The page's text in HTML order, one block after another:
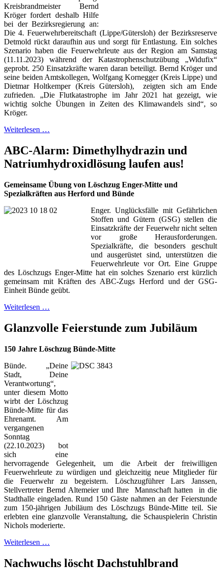
Kreisbrandmeister Bernd
Kröger fordert deshalb Hilfe
bei der Bezirksregierung an:
Die 4. Feuerwehrbereitschaft (Lippe/Gütersloh) der Bezirksreserve
Detmold rückt daraufhin aus und sorgt für Entlastung. Ein solches
Szenario haben die Feuerwehrleute aus der Region am Samstag
(11.11.2023) während der Katastrophenschutzübung „Widufix“
geprobt. 250 Einsatzkräfte waren daran beteiligt. Bernd Kröger und
seine beiden Amtskollegen, Wolfgang Kornegger (Kreis Lippe) und
Dietmar Holtkemper (Kreis Gütersloh), zeigten sich am Ende
zufrieden. „Die Flutkatastrophe im Jahr 2021 hat gezeigt, wie
wichtig solche Übungen in Zeiten des Klimawandels sind“, so
Kröger.
Weiterlesen …
ABC-Alarm: Dimethylhydrazin und
Natriumhydroxidlösung laufen aus!
Gemeinsame Übung von Löschzug Enger-Mitte und
Spezialkräften aus Herford und Bünde
Enger. Unglücksfälle mit Gefährlichen
Stoffen und Gütern (GSG) stellen die
Einsatzkräfte der Feuerwehr nicht selten
vor große Herausforderungen.
Spezialkräfte, die besonders geschult
und ausgerüstet sind, unterstützen die
Feuerwehrleute vor Ort. Eine Gruppe
des Löschzugs Enger-Mitte hat ein solches Szenario erst kürzlich
gemeinsam mit Kräften des ABC-Zugs Herford und der GSG-
Einheit Bünde geübt.
Weiterlesen …
Glanzvolle Feierstunde zum Jubiläum
150 Jahre Löschzug Bünde-Mitte
Bünde. „Deine
Stadt, Deine
Verantwortung“,
unter diesem Motto
wirbt der Löschzug
Bünde-Mitte für das
Ehrenamt. Am
vergangenen
Sonntag
(22.10.2023) bot
sich eine
hervorragende Gelegenheit, um die Arbeit der freiwilligen
Feuerwehrleute zu würdigen und gleichzeitig neue Mitglieder für
die Feuerwehr zu begeistern. Löschzugführer Lars Janssen,
Stellvertreter Bernd Altemeier und Ihre Mannschaft hatten in die
Stadthalle eingeladen. Rund 150 Gäste nahmen an der Feierstunde
zum 150-jährigen Jubiläum des Löschzugs Bünde-Mitte teil. Sie
erlebten eine glanzvolle Veranstaltung, die Schauspielerin Christin
Nichols moderierte.
Weiterlesen …
Nachwuchs löscht Dachstuhlbrand